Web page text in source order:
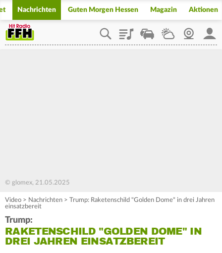
Nachrichten Guten Morgen Hessen Magazin Aktionen
PlaylistStaupilotWetterWebcam
© glomex, 21.05.2025
Video > Nachrichten > Trump: Raketenschild "Golden Dome" in drei Jahren
einsatzbereit
Trump:
RAKETENSCHILD "GOLDEN DOME" IN
DREI JAHREN EINSATZBEREIT